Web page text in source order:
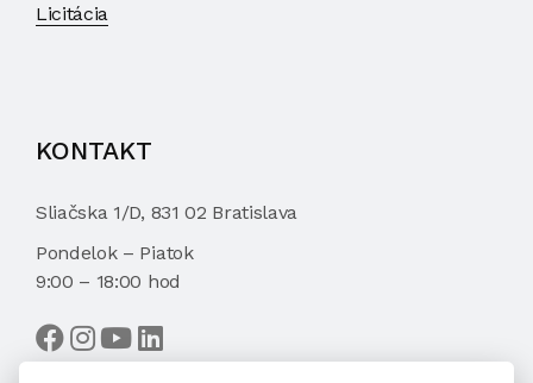
Licitácia
KONTAKT
Sliačska 1/D, 831 02 Bratislava
Pondelok – Piatok
9:00 – 18:00 hod